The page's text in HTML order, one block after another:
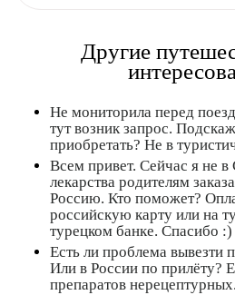
Другие
Не мониторила перед
тут возник запрос.
приобретать? Не в
Всем привет. Сейчас я не в
лекарства родителям
Россию. Кто поможет?
российскую карту или на
турецком банке. Спасибо :)
Есть ли проблема вывезти
Или в России по прилёту?
препаратов нерецептурных.